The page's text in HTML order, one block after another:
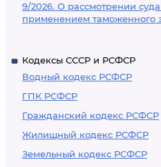
9/2026. О рассмотрении
применением таможенного
Кодексы СССР и РСФСР
Водный кодекс РСФСР
ГПК РСФСР
Гражданский кодекс РСФСР
Жилищный кодекс РСФСР
Земельный кодекс РСФСР